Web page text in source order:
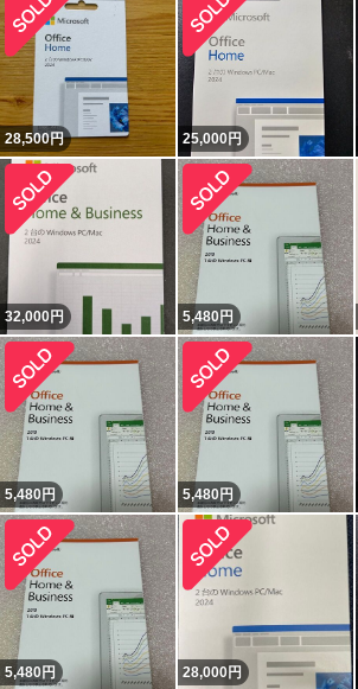
28,500円 25,000円
32,000円 5,480円
5,480円 5,480円
5,480円 28,000円